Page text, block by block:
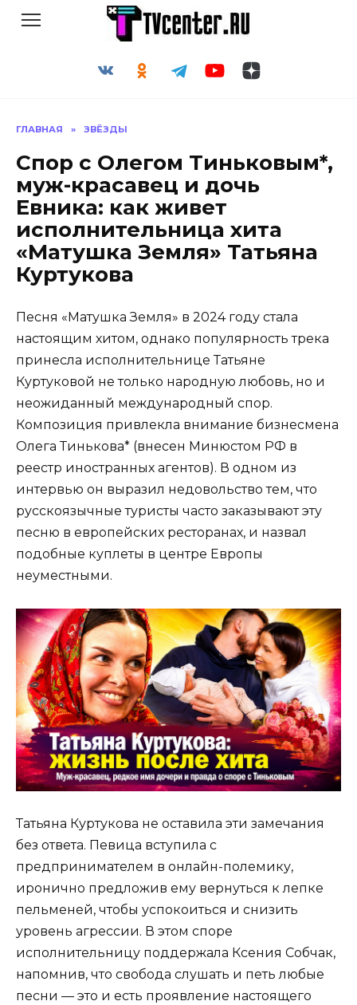
ГЛАВНАЯ » ЗВЁЗДЫ
Спор с Олегом Тиньковым*,
муж-красавец и дочь
Евника: как живет
исполнительница хита
«Матушка Земля» Татьяна
Куртукова
Песня «Матушка Земля» в 2024 году стала
настоящим хитом, однако популярность трека
принесла исполнительнице Татьяне
Куртуковой не только народную любовь, но и
неожиданный международный спор.
Композиция привлекла внимание бизнесмена
Олега Тинькова* (внесен Минюстом РФ в
реестр иностранных агентов). В одном из
интервью он выразил недовольство тем, что
русскоязычные туристы часто заказывают эту
песню в европейских ресторанах, и назвал
подобные куплеты в центре Европы
неуместными.
Татьяна Куртукова не оставила эти замечания
без ответа. Певица вступила с
предпринимателем в онлайн-полемику,
иронично предложив ему вернуться к лепке
пельменей, чтобы успокоиться и снизить
уровень агрессии. В этом споре
исполнительницу поддержала Ксения Собчак,
напомнив, что свобода слушать и петь любые
песни — это и есть проявление настоящего